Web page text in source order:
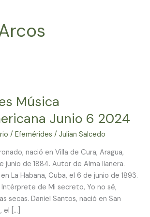
Música
Junio 6 2024
/Efemérides /Julian Salcedo
nació en Villa de Cura, Aragua,
junio de 1884. Autor de Alma llanera.
La Habana, Cuba, el 6 de junio de 1893.
Intérprete de Mi secreto, Yo no sé,
secas. Daniel Santos, nació en San
el […]